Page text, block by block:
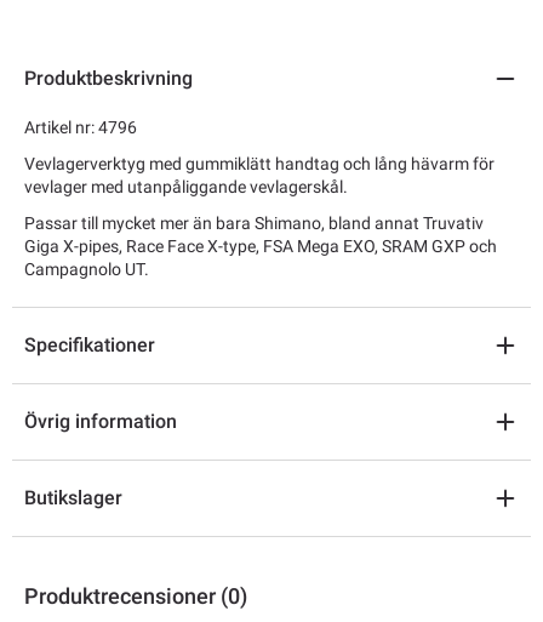
Produktbeskrivning
Artikel nr: 4796
Vevlagerverktyg med gummiklätt handtag och lång hävarm för
vevlager med utanpåliggande vevlagerskål.
Passar till mycket mer än bara Shimano, bland annat Truvativ
Giga X-pipes, Race Face X-type, FSA Mega EXO, SRAM GXP och
Campagnolo UT.
Specifikationer
Övrig information
Butikslager
Produktrecensioner (0)